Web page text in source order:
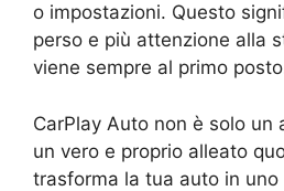
o impostazioni. Questo
perso e più attenzione alla
viene sempre al primo
CarPlay Auto non è solo un
un vero e proprio alleato
trasforma la tua auto in